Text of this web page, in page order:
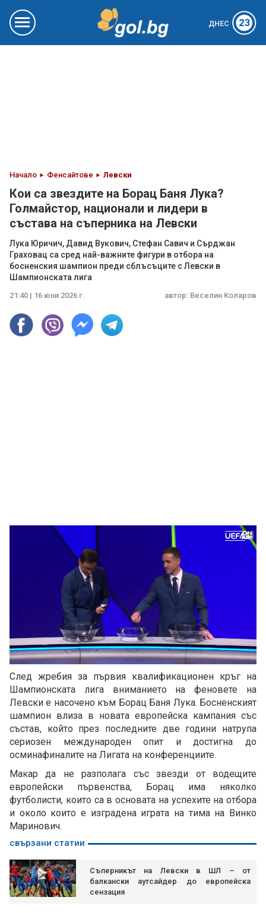
ДНЕС 23
Начало Фенсайтове Левски
Кои са звездите на Борац Баня Лука?
Голмайстор, национали и лидери в
състава на съперника на Левски
Лука Юричич, Давид Вукович, Стефан Савич и Сърджан
Граховац са сред най-важните фигури в отбора на
босненския шампион преди сблъсъците с Левски в
Шампионската лига
21:40 | 16 юни 2026 г. автор: Веселин Коларов
Unmute Loaded:
100.00%
След жребия за първия квалификационен кръг на
Шампионската лига вниманието на феновете на
Левски е насочено към Борац Баня Лука. Босненският
шампион влиза в новата европейска кампания със
състав, който през последните две години натрупа
сериозен международен опит и достигна до
осминафиналите на Лигата на конференциите.
Макар да не разполага със звезди от водещите
европейски първенства, Борац има няколко
футболисти, които са в основата на успехите на отбора
и около които е изградена играта на тима на Винко
Маринович.
свързани статии
Съперникът на Левски в ШЛ – от
балкански аутсайдер до европейска
сензация